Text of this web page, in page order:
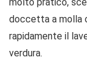
doccetta a molla
rapidamente il
verdura.